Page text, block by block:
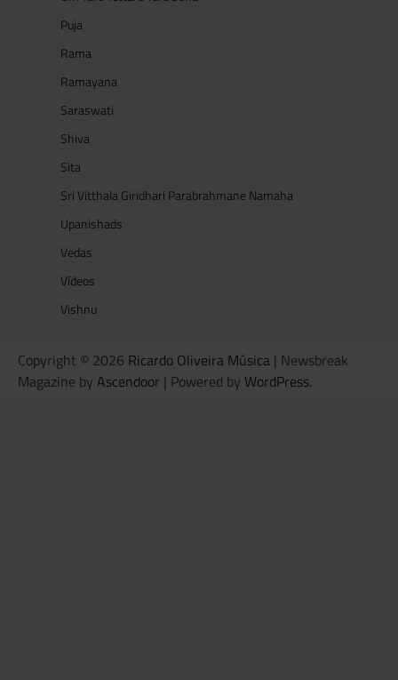
Puja
Rama
Ramayana
Saraswati
Shiva
Sita
Sri Vitthala Giridhari Parabrahmane Namaha
Upanishads
Vedas
Vídeos
Vishnu
Copyright © 2026 Ricardo Oliveira Música | Newsbreak
Magazine by Ascendoor | Powered by WordPress.